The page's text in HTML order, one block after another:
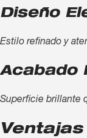
Diseño
Estilo refinado y
Acabado
Superficie brillante